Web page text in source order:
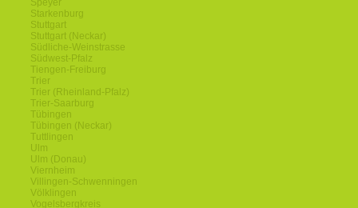
Speyer
Starkenburg
Stuttgart
Stuttgart (Neckar)
Südliche-Weinstrasse
Südwest-Pfalz
Tiengen-Freiburg
Trier
Trier (Rheinland-Pfalz)
Trier-Saarburg
Tübingen
Tübingen (Neckar)
Tuttlingen
Ulm
Ulm (Donau)
Viernheim
Villingen-Schwenningen
Völklingen
Vogelsbergkreis